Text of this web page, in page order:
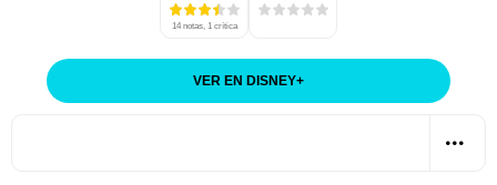
14 notas, 1 crítica
VER EN DISNEY+